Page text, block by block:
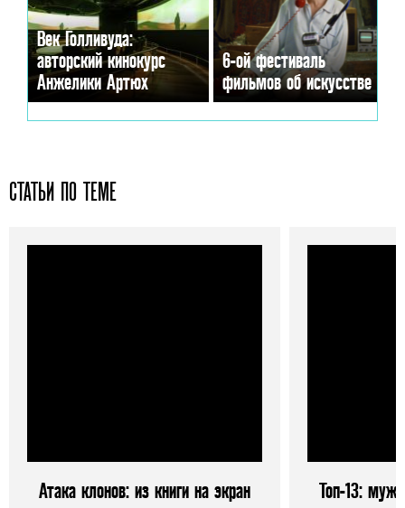
Век Голливуда:
авторский кинокурс
Анжелики Артюх
6-ой фестиваль
фильмов об искусстве
СТАТЬИ ПО ТЕМЕ
Атака клонов: из книги на экран
Топ-13: